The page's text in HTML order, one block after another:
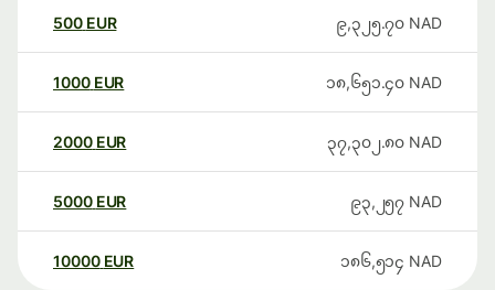
500 EUR ၉,၃၂၅.၇၀ NAD
1000 EUR ၁၈,၆၅၁.၄၀ NAD
2000 EUR ၃၇,၃၀၂.၈၀ NAD
5000 EUR ၉၃,၂၅၇ NAD
10000 EUR ၁၈၆,၅၁၄ NAD